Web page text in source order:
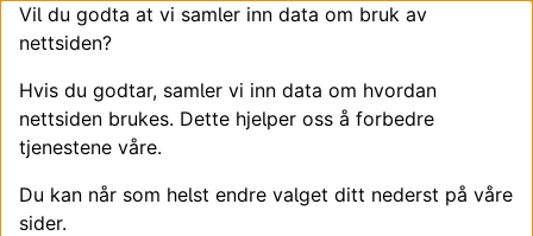
Vil du godta at vi samler inn data om bruk av
nettsiden?
Hvis du godtar, samler vi inn data om hvordan
nettsiden brukes. Dette hjelper oss å forbedre
tjenestene våre.
Du kan når som helst endre valget ditt nederst på våre
sider.